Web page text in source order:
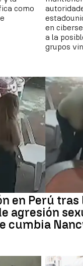
como
en
a la
grupos
en Perú tras
agresión
cumbia